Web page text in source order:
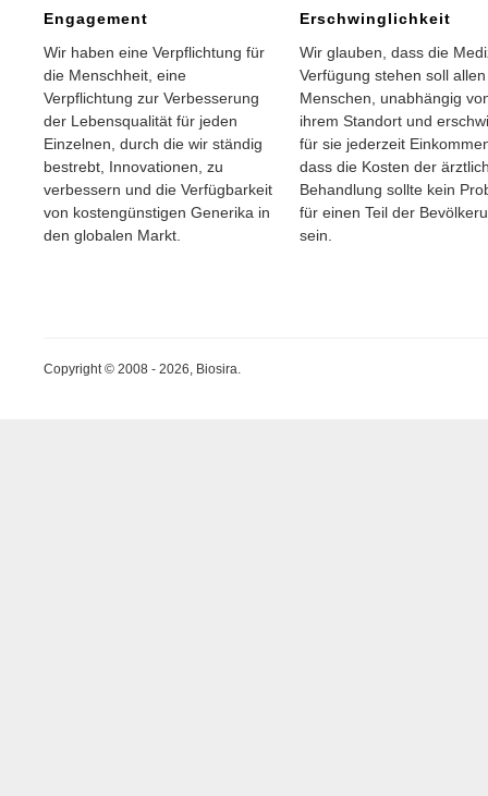
Engagement
Wir haben eine Verpflichtung für
die Menschheit, eine
Verpflichtung zur Verbesserung
der Lebensqualität für jeden
Einzelnen, durch die wir ständig
bestrebt, Innovationen, zu
verbessern und die Verfügbarkeit
von kostengünstigen Generika in
den globalen Markt.
Erschwinglichkeit
Wir glauben, dass die
Verfügung stehen soll allen
Menschen, unabhängig
ihrem Standort und
für sie jederzeit
dass die Kosten der
Behandlung sollte kein
für einen Teil der
sein.
Copyright © 2008 - 2026, Biosira.